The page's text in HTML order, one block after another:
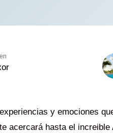
y emociones
acercará hasta el increible